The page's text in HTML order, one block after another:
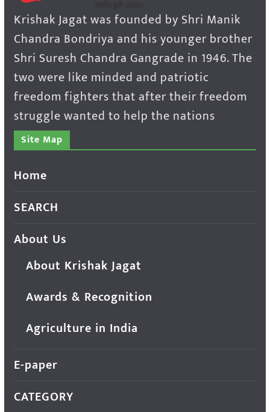
Krishak Jagat was founded by Shri Manik
Chandra Bondriya and his younger brother
Shri Suresh Chandra Gangrade in 1946. The
two were like minded and patriotic
freedom fighters that after their freedom
struggle wanted to help the nations
Site Map
Home
SEARCH
About Us
About Krishak Jagat
Awards & Recognition
Agriculture in India
E-paper
CATEGORY